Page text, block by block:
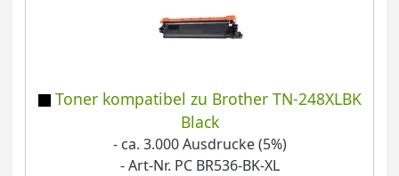
Toner kompatibel zu Brother TN-248XLBK
Black
- ca. 3.000 Ausdrucke (5%)
- Art-Nr. PC BR536-BK-XL